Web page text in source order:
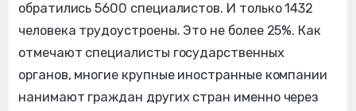
обратились 5600 специалистов. И только 1432
человека трудоустроены. Это не более 25%. Как
отмечают специалисты государственных
органов, многие крупные иностранные компании
нанимают граждан других стран именно через